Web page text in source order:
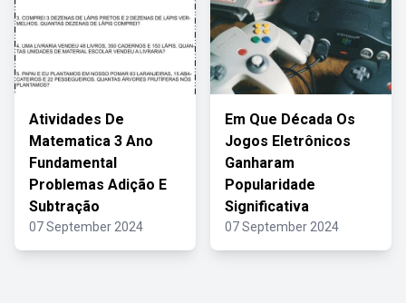
Atividades De
Matematica 3 Ano
Fundamental
Problemas Adição E
Subtração
07 September 2024
Em Que Década Os
Jogos Eletrônicos
Ganharam
Popularidade
Significativa
07 September 2024